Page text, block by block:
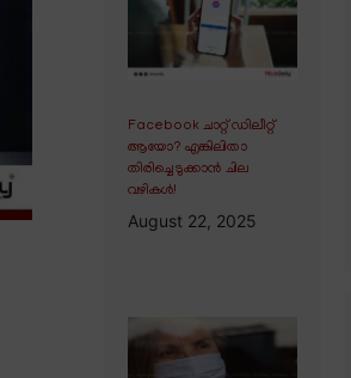
Facebook ചാറ്റ് ഡിലീറ്റ്
ആയോ? എങ്കിലിതാ
തിരിച്ചെടുക്കാൻ ചില
വഴികൾ!
August 22, 2025